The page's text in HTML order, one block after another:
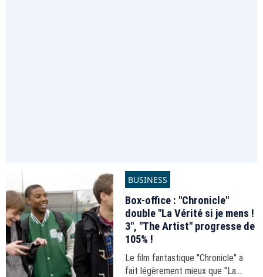
BUSINESS
Box-office : "Chronicle"
double "La Vérité si je mens !
3", "The Artist" progresse de
105% !
Le film fantastique "Chronicle" a
fait légèrement mieux que "La